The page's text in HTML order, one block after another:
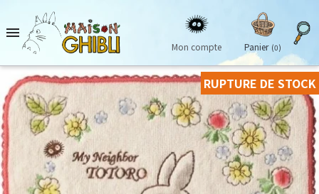

Mon compte Panier (0)
RUPTURE DE STOCK